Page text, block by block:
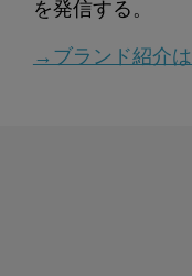
を発信する。
→ブランド紹介